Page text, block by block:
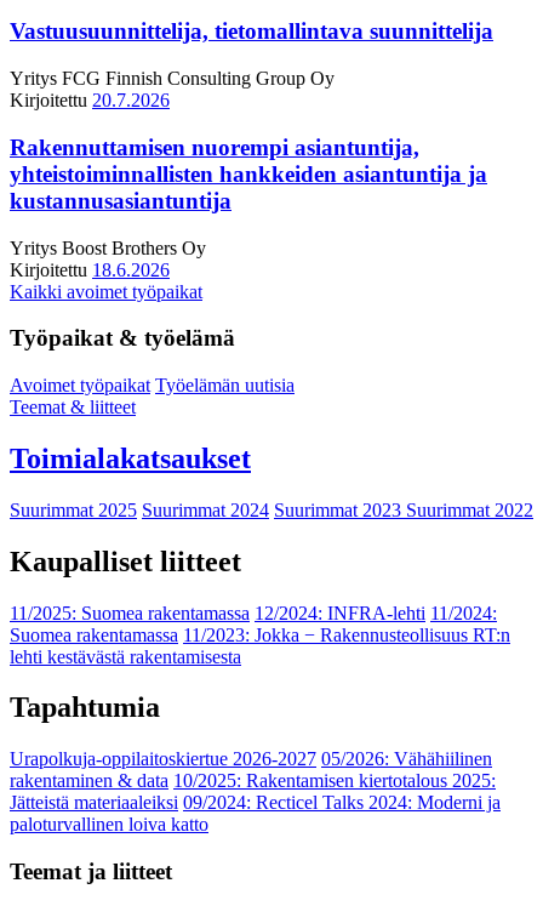
Vastuusuunnittelija, tietomallintava suunnittelija
Yritys FCG Finnish Consulting Group Oy
Kirjoitettu 20.7.2026
Rakennuttamisen nuorempi asiantuntija,
yhteistoiminnallisten hankkeiden asiantuntija ja
kustannusasiantuntija
Yritys Boost Brothers Oy
Kirjoitettu 18.6.2026
Kaikki avoimet työpaikat
Työpaikat & työelämä
Avoimet työpaikat Työelämän uutisia
Teemat & liitteet
Toimialakatsaukset
Suurimmat 2025 Suurimmat 2024 Suurimmat 2023 Suurimmat 2022
Kaupalliset liitteet
11/2025: Suomea rakentamassa 12/2024: INFRA-lehti 11/2024:
Suomea rakentamassa 11/2023: Jokka − Rakennusteollisuus RT:n
lehti kestävästä rakentamisesta
Tapahtumia
Urapolkuja-oppilaitoskiertue 2026-2027 05/2026: Vähähiilinen
rakentaminen & data 10/2025: Rakentamisen kiertotalous 2025:
Jätteistä materiaaleiksi 09/2024: Recticel Talks 2024: Moderni ja
paloturvallinen loiva katto
Teemat ja liitteet